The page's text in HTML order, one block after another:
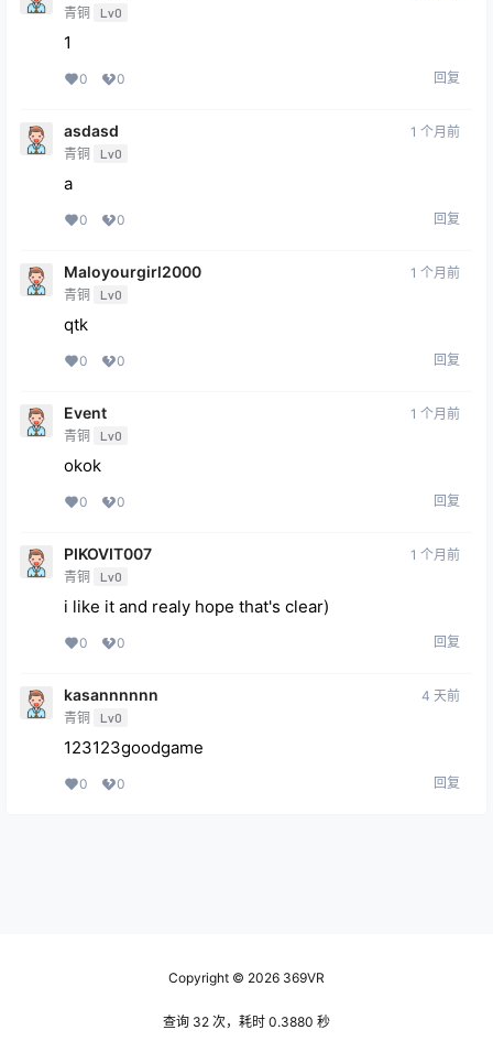
青铜 Lv0
1
0 0 回复
asdasd
青铜 Lv0
1 个月前
a
0 0 回复
Maloyourgirl2000
青铜 Lv0
1 个月前
qtk
0 0 回复
Event
青铜 Lv0
1 个月前
okok
0 0 回复
PIKOVIT007
青铜 Lv0
1 个月前
i like it and realy hope that's clear)
0 0 回复
kasannnnnn
青铜 Lv0
4 天前
123123goodgame
0 0 回复
Copyright © 2026 369VR
查询 32 次，耗时 0.3880 秒